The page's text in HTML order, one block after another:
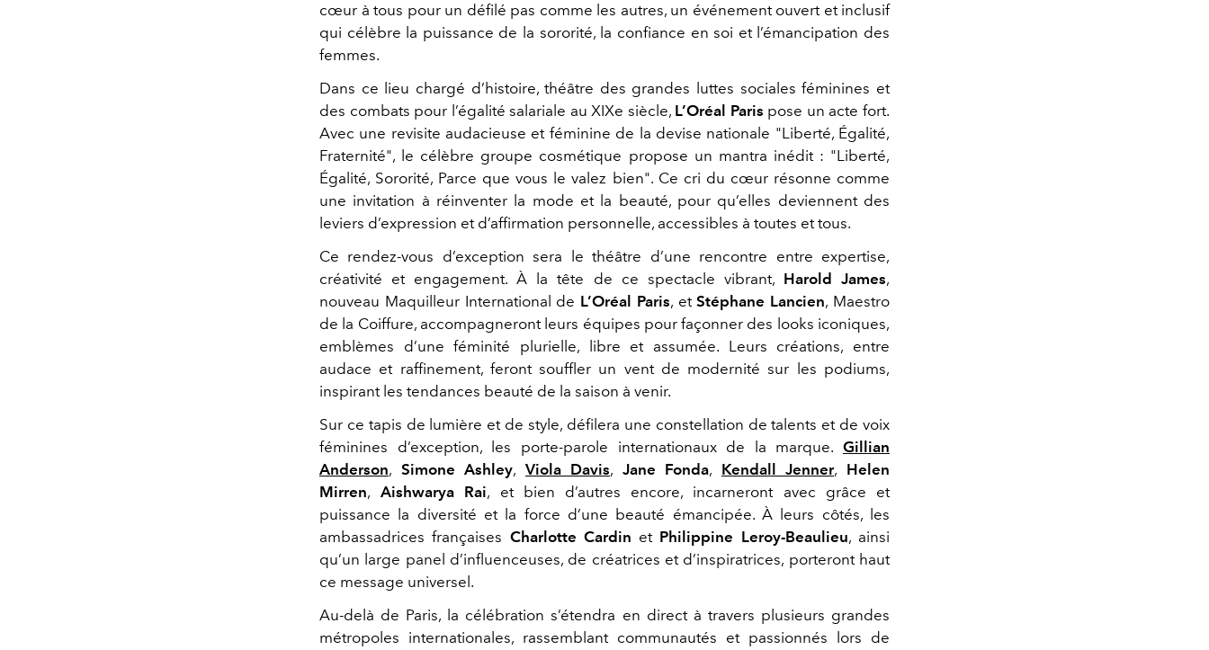
cœur à tous pour un défilé pas comme les autres, un événement ouvert et inclusif
qui célèbre la puissance de la sororité, la confiance en soi et l’émancipation des
femmes.
Dans ce lieu chargé d’histoire, théâtre des grandes luttes sociales féminines et
des combats pour l’égalité salariale au XIXe siècle, L’Oréal Paris pose un acte fort.
Avec une revisite audacieuse et féminine de la devise nationale "Liberté, Égalité,
Fraternité", le célèbre groupe cosmétique propose un mantra inédit : "Liberté,
Égalité, Sororité, Parce que vous le valez bien". Ce cri du cœur résonne comme
une invitation à réinventer la mode et la beauté, pour qu’elles deviennent des
leviers d’expression et d’affirmation personnelle, accessibles à toutes et tous.
Ce rendez-vous d’exception sera le théâtre d’une rencontre entre expertise,
créativité et engagement. À la tête de ce spectacle vibrant, Harold James,
nouveau Maquilleur International de L’Oréal Paris, etStéphane Lancien, Maestro
de la Coiffure, accompagneront leurs équipes pour façonner des looks iconiques,
emblèmes d’une féminité plurielle, libre et assumée. Leurs créations, entre
audace et raffinement, feront souffler un vent de modernité sur les podiums,
inspirant les tendances beauté de la saison à venir.
Sur ce tapis de lumière et de style, défilera une constellation de talents et de voix
féminines d’exception, les porte-parole internationaux de la marque. Gillian
Anderson, Simone Ashley, Viola Davis, Jane Fonda, Kendall Jenner, Helen
Mirren, Aishwarya Rai, et bien d’autres encore, incarneront avec grâce et
puissance la diversité et la force d’une beauté émancipée. À leurs côtés, les
ambassadrices françaises Charlotte Cardin et Philippine Leroy-Beaulieu, ainsi
qu’un large panel d’influenceuses, de créatrices et d’inspiratrices, porteront haut
ce message universel.
Au-delà de Paris, la célébration s’étendra en direct à travers plusieurs grandes
métropoles internationales, rassemblant communautés et passionnés lors de